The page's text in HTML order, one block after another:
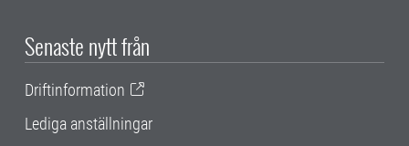
Senaste nytt från
Driftinformation
Lediga anställningar